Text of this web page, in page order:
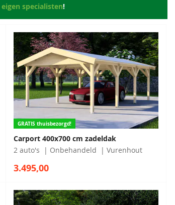
eigen specialisten!
GRATIS thuisbezorgd!
Carport 400x700 cm zadeldak
2 auto's
Onbehandeld Vurenhout
3.495,00